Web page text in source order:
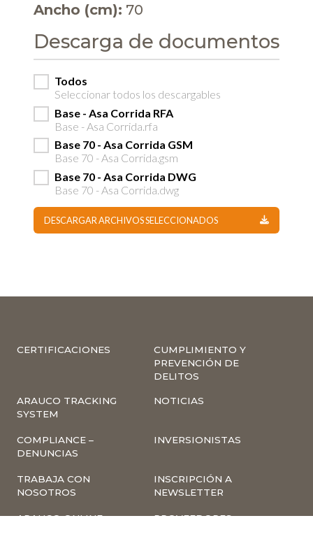
Ancho (cm): 70
Descarga de documentos
Todos
Seleccionar todos los descargables
Base - Asa Corrida RFA
Base - Asa Corrida.rfa
Base 70 - Asa Corrida GSM
Base 70 - Asa Corrida.gsm
Base 70 - Asa Corrida DWG
Base 70 - Asa Corrida.dwg
DESCARGAR ARCHIVOS SELECCIONADOS
CERTIFICACIONES
CUMPLIMIENTO Y
PREVENCIÓN DE
DELITOS
ARAUCO TRACKING
SYSTEM
NOTICIAS
COMPLIANCE –
DENUNCIAS
INVERSIONISTAS
TRABAJA CON
NOSOTROS
INSCRIPCIÓN A
NEWSLETTER
ARAUCO ONLINE PROVEEDORES